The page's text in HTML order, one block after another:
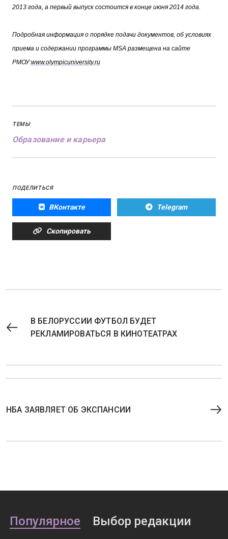
2013 года, а первый выпуск состоится в конце июня 2014 года.
Подробная информация о порядке подачи документов, об условиях
приема и содержании программы MSA размещена на сайте
РМОУ:www.olympicuniversity.ru
ТЕМЫ
Образование и карьера
ПОДЕЛИТЬСЯ
ВКонтакте Telegram
Скопировать
В БЕЛОРУССИИ ФУТБОЛ БУДЕТ
РЕКЛАМИРОВАТЬСЯ В КИНОТЕАТРАХ
НБА ЗАЯВЛЯЕТ ОБ ЭКСПАНСИИ
Популярное Выбор редакции